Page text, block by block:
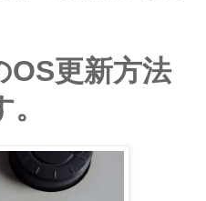
OS更新方法